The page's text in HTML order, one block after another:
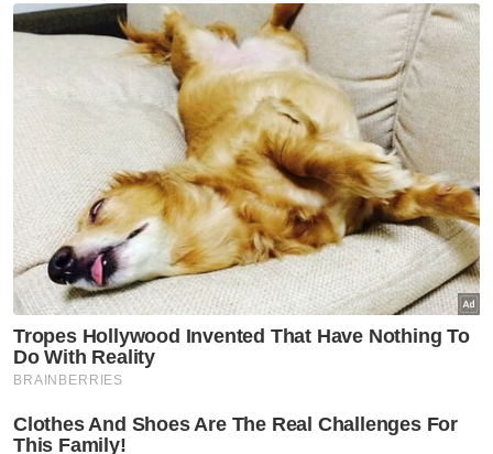
laman
https://mytownnet.planmalaysia.gov.my/
panduan-perancangan-pusat-data/
Untuk rekod, hingga Mei lepas sebanyak 32
pusat data sedang beroperasi dan 19 pusat
data lagi dalam pembinaan dengan kawasan
tumpuan utama ialah di Cyberjaya, Kuala
Lumpur dan Johor. - Bernama